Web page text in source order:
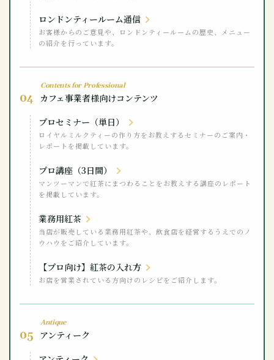
ロンドンティールーム通信
お客様からのご意見や、ロンドンティールームの歴史、メニュー
の紹介を行っています。
Contents for Professional
04 カフェ事業者様向けコンテンツ
プロセミナー（単日）
ロイヤルミルクティーの作り方をお教えするセミナーのご案内・
レポートを掲載しています。
プロ講座（3日間）
マンツーマンで紅茶にまつわることをお教えする講座のレポート
を掲載しています。
業務用紅茶
当店が販売している業務用紅茶や、飲食店を経営するうえでのノ
ウハウをご紹介しています。
【プロ向け】紅茶の入れ方
お店を営業されている方向けのレシピをご紹介します。
Antique
05
アンティーク